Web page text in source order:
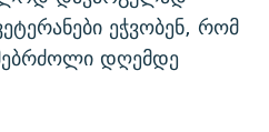
ეჭვობენ, რომ
დღემდე